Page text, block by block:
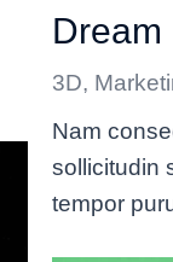
Dream
3D,
Nam
sollicitudin
tempor